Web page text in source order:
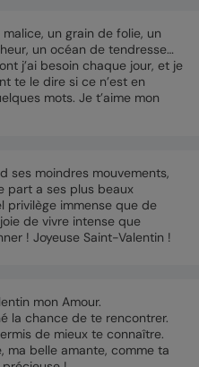
un grain de folie, un
un océan de tendresse…
j’ai besoin chaque jour, et je
te le dire si ce n’est en
mots. Je t’aime mon
ses moindres mouvements,
part a ses plus beaux
privilège immense que de
de vivre intense que
! Joyeuse Saint-Valentin !
mon Amour.
la chance de te rencontrer.
de mieux te connaître.
ma belle amante, comme ta